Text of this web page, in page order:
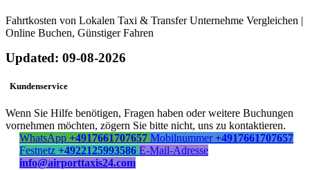
Fahrtkosten von Lokalen Taxi & Transfer Unternehme Vergleichen |
Online Buchen, Günstiger Fahren
Updated: 09-08-2026
Kundenservice
Wenn Sie Hilfe benötigen, Fragen haben oder weitere Buchungen
vornehmen möchten, zögern Sie bitte nicht, uns zu kontaktieren.
WhatsApp +4917661707657 Mobilnummer +4917661707657
Festnetz +4922125993586 E-Mail-Adresse
info@airporttaxis24.com